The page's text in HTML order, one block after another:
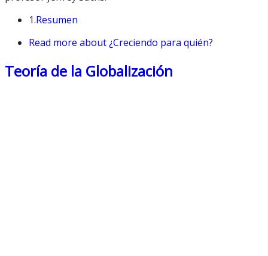
1.Resumen
Read more about ¿Creciendo para quién?
Teoría de la Globalización